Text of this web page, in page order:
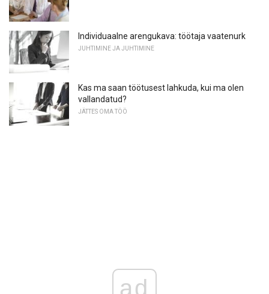
Individuaalne arengukava: töötaja vaatenurk
JUHTIMINE JA JUHTIMINE
Kas ma saan töötusest lahkuda, kui ma olen
vallandatud?
JÄTTES OMA TÖÖ
ad